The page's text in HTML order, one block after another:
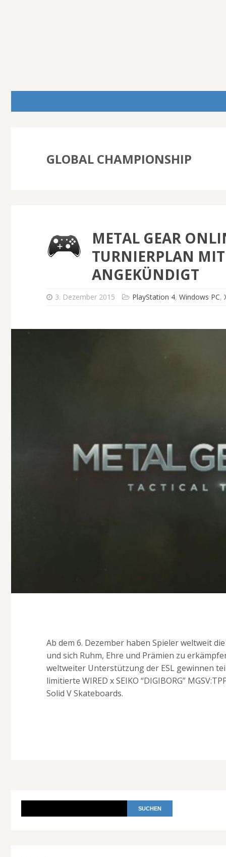
GLOBAL CHAMPIONSHIP
METAL GEAR
TURNIERPLAN
ANGEKÜNDIGT
3. Dezember 2015 PlayStation 4,Windows PC,
Ab dem 6. Dezember haben Spieler weltweit
und sich Ruhm, Ehre und Prämien zu
weltweiter Unterstützung der ESL gewinnen
limitierte WIRED x SEIKO “DIGIBORG”
Solid V Skateboards.